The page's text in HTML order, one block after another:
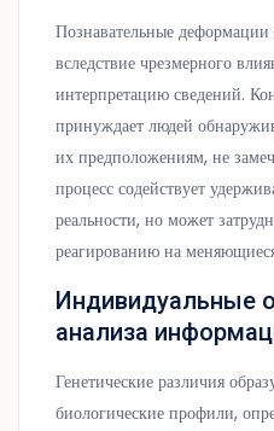
Познавательные деформации
вследствие чрезмерного
интерпретацию сведений.
принуждает людей
их предположениям, не
процесс содействует
реальности, но может
реагированию на
Индивидуальные
анализа
Генетические различия
биологические профили,